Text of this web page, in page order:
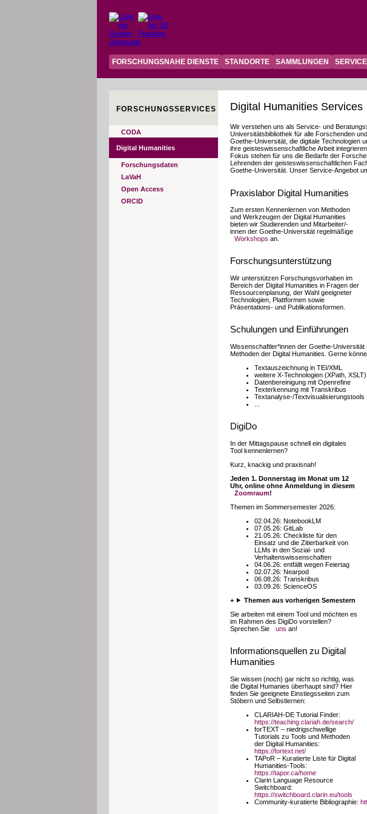
FORSCHUNGSNAHE DIENSTE STANDORTE SAMMLUNGEN SERVICE
FORSCHUNGSSERVICES
CODA
Digital Humanities
Forschungsdaten
LaVaH
Open Access
ORCID
Digital Humanities Services
Wir verstehen uns als Service- und
Universitätsbibliothek für alle Forschenden
Goethe-Universität, die digitale Technologien
ihre geisteswissenschaftliche Arbeit
Fokus stehen für uns die Bedarfe der
Lehrenden der geisteswissenschaftlichen
Goethe-Universität. Unser Service-Angebot
Praxislabor Digital Humanities
Zum ersten Kennenlernen von Methoden
und Werkzeugen der Digital Humanities
bieten wir Studierenden und Mitarbeiter/-
innen der Goethe-Universität regelmäßige
Workshops an.
Forschungsunterstützung
Wir unterstützen Forschungsvorhaben im
Bereich der Digital Humanities in Fragen der
Ressourcenplanung, der Wahl geeigneter
Technologien, Plattformen sowie
Präsentations- und Publikationsformen.
Schulungen und Einführungen
Wissenschaftler*innen der Goethe-
Methoden der Digital Humanities. Gerne
Textauszeichnung in TEI/XML
weitere X-Technologien (XPath, XSLT)
Datenbereinigung mit Openrefine
Texterkennung mit Transkribus
Textanalyse-/Textvisualisierungstools
DigiDo
In der Mittagspause schnell ein digitales
Tool kennenlernen?
Kurz, knackig und praxisnah!
Jeden 1. Donnerstag im Monat um 12
Uhr, online ohne Anmeldung in diesem
Zoomraum!
Themen im Sommersemester 2026:
02.04.26: NotebookLM
07.05.26: GitLab
21.05.26: Checkliste für den
Einsatz und die Zitierbarkeit von
LLMs in den Sozial- und
Verhaltenswissenschaften
04.06.26: entfällt wegen Feiertag
02.07.26: Nearpod
06.08.26: Transkribus
03.09.26: ScienceOS
Themen aus vorherigen Semestern
Sie arbeiten mit einem Tool und möchten es
im Rahmen des DigiDo vorstellen?
Sprechen Sie
uns an!
Informationsquellen zu Digital
Humanities
Sie wissen (noch) gar nicht so richtig, was
die Digital Humanies überhaupt sind? Hier
finden Sie geeignete Einstiegsseiten zum
Stöbern und Selbstlernen:
CLARIAH-DE Tutorial Finder:
https://teaching.clariah.de/search/
forTEXT – niedrigschwellige
Tutorials zu Tools und Methoden
der Digital Humanities:
https://fortext.net/
TAPoR – Kuratierte Liste für Digital
Humanities-Tools:
https://tapor.ca/home
Clarin Language Resource
Switchboard:
https://switchboard.clarin.eu/tools
Community-kuratierte Bibliographie: